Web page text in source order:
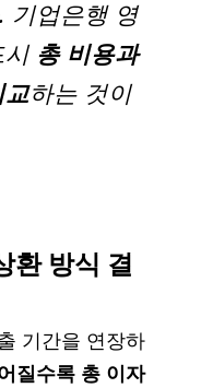
기업은행 영
시 총 비용과
교하는 것이
환 방식 결
기간을 연장하
질수록 총 이자